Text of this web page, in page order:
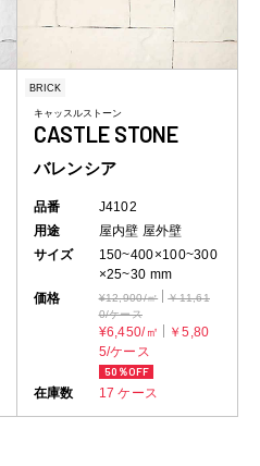
BRICK
キャッスルストーン
CASTLE STONE
バレンシア
品番
J4102
用途
屋内壁 屋外壁
サイズ
150~400×100~300
×25~30 mm
価格
¥12,900/㎡
￥11,61
0/ケース
¥6,450/㎡
￥5,80
5/ケース
50％OFF
在庫数 17 ケース